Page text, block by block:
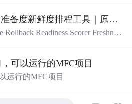
自主编码变更回滚准备度新鲜度排程工具｜原创源码+测试+离线报告
Rollback Readiness Scorer Freshnes
化速度、证据有效期和负责人安
JSON/HTML/SVG报告、测试与
可以运行的MFC项目
运行的MFC项目